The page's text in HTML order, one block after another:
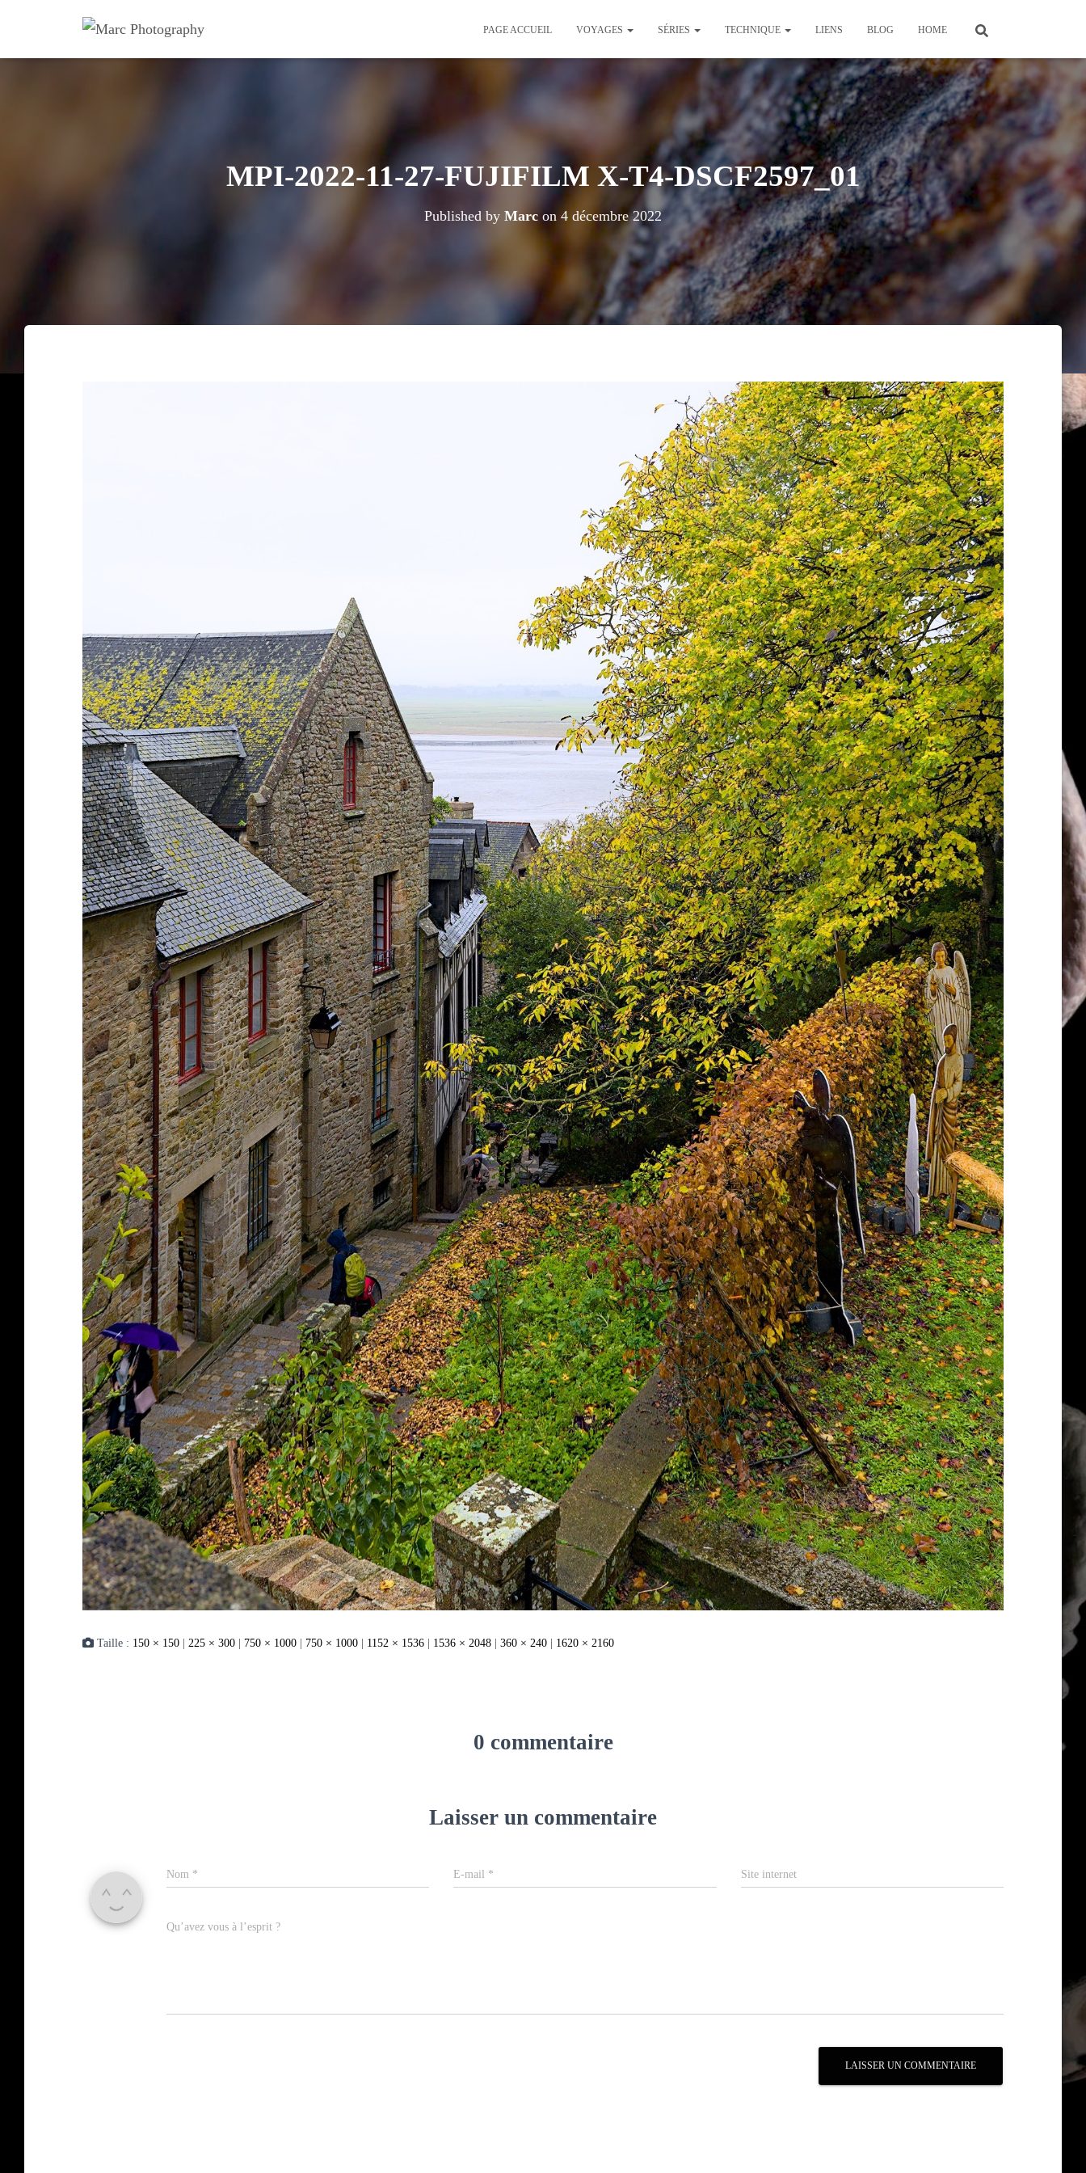
PAGE ACCUEIL VOYAGES SÉRIES TECHNIQUE LIENS BLOG HOME
MPI-2022-11-27-FUJIFILM X-T4-DSCF2597_01
Published by Marc on 4 décembre 2022
Taille : 150 × 150 225 × 300 750 × 1000 750 × 1000 1152 × 1536 1536 × 2048 360 × 240 1620 × 2160
0 commentaire
Laisser un commentaire
Nom * E-mail * Site internet
Qu’avez vous à l’esprit ?